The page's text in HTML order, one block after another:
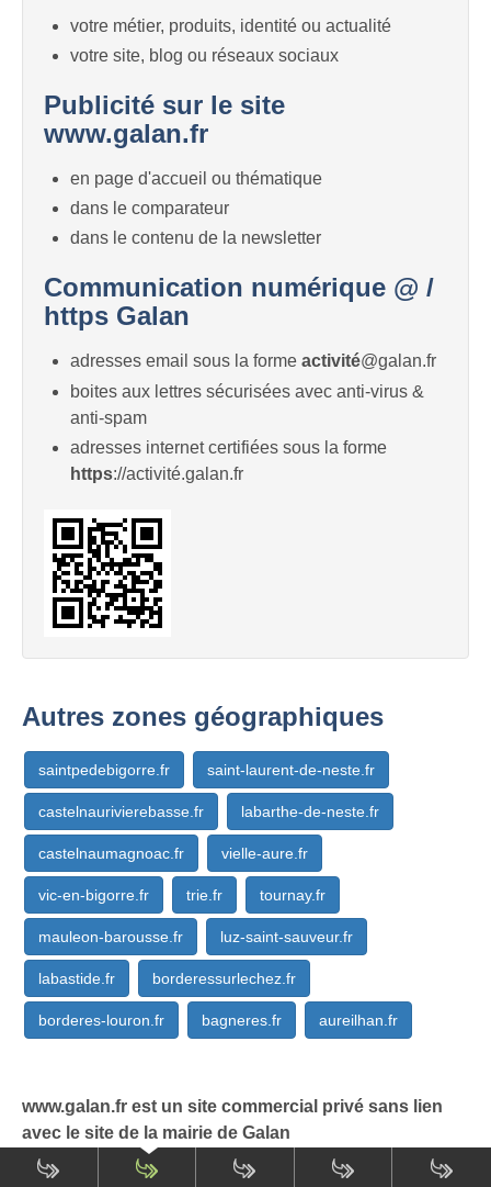
votre métier, produits, identité ou actualité
votre site, blog ou réseaux sociaux
Publicité sur le site
www.galan.fr
en page d'accueil ou thématique
dans le comparateur
dans le contenu de la newsletter
Communication numérique @ /
https Galan
adresses email sous la forme activité@galan.fr
boites aux lettres sécurisées avec anti-virus &
anti-spam
adresses internet certifiées sous la forme
https://activité.galan.fr
Autres zones géographiques
saintpedebigorre.fr saint-laurent-de-neste.fr
castelnaurivierebasse.fr labarthe-de-neste.fr
castelnaumagnoac.fr vielle-aure.fr
vic-en-bigorre.fr trie.fr tournay.fr
mauleon-barousse.fr luz-saint-sauveur.fr
labastide.fr borderessurlechez.fr
borderes-louron.fr bagneres.fr aureilhan.fr
www.galan.fr est un site commercial privé sans lien
avec le site de la mairie de Galan